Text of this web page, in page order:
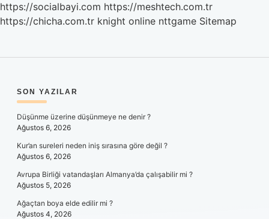
https://socialbayi.com https://meshtech.com.tr
https://chicha.com.tr knight online nttgame Sitemap
SIDEBAR
SON YAZILAR
Düşünme üzerine düşünmeye ne denir ?
Ağustos 6, 2026
Kur’an sureleri neden iniş sırasına göre değil ?
Ağustos 6, 2026
Avrupa Birliği vatandaşları Almanya’da çalışabilir mi ?
Ağustos 5, 2026
Ağaçtan boya elde edilir mi ?
Ağustos 4, 2026